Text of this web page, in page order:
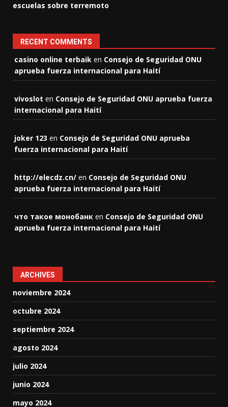
escuelas sobre terremoto
RECENT COMMENTS
casino online terbaik en Consejo de Seguridad ONU
aprueba fuerza internacional para Haití
vivoslot en Consejo de Seguridad ONU aprueba fuerza
internacional para Haití
joker 123 en Consejo de Seguridad ONU aprueba
fuerza internacional para Haití
http://elecdz.cn/ en Consejo de Seguridad ONU
aprueba fuerza internacional para Haití
что такое монобанк en Consejo de Seguridad ONU
aprueba fuerza internacional para Haití
ARCHIVES
noviembre 2024
octubre 2024
septiembre 2024
agosto 2024
julio 2024
junio 2024
mayo 2024